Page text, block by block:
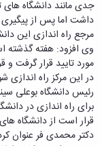
نقشه
دانشگاه
ساختار
سازمانی
سازمان
دانشگاه
حوزه
ریاست
معاونت
توسعه
استعدادهای
درخشان
دانشجویان
غیرایرانی
مهمانی
و
انتقال
حمایت‌های
تحصیلی
صنعت
پردیس
علم
و
فناوری
مراکز
تحقیقات
و فناوری
پژوهشکده
شیمی
شیمی
و
علوم
نفت
علوم
انسانی
هنر
و
معماری
دامپزشکی
رفاه
کارکنان
مهمانسرای
دانشگاه
رفاهی
دانشجویان
مدیریت
امور
دانشجویان
مرکز
کارکنان
دانشجویان
فارغ
التحصیلان
فوق
برنامه
فعالیت‌های
دانشجویی
انجمن‌های
علمی
دانشجویی
پایگاه
خبری
بسنا
پیشخوان
احراز
جدی مانند دانشگاه های
داشت اما پس از پیگیری
مرجع راه اندازی این
مورد تایید قرار گرفت
در این مرکز راه اندازی
رئیس دانشگاه بوعلی
قرار است از دانشگاه